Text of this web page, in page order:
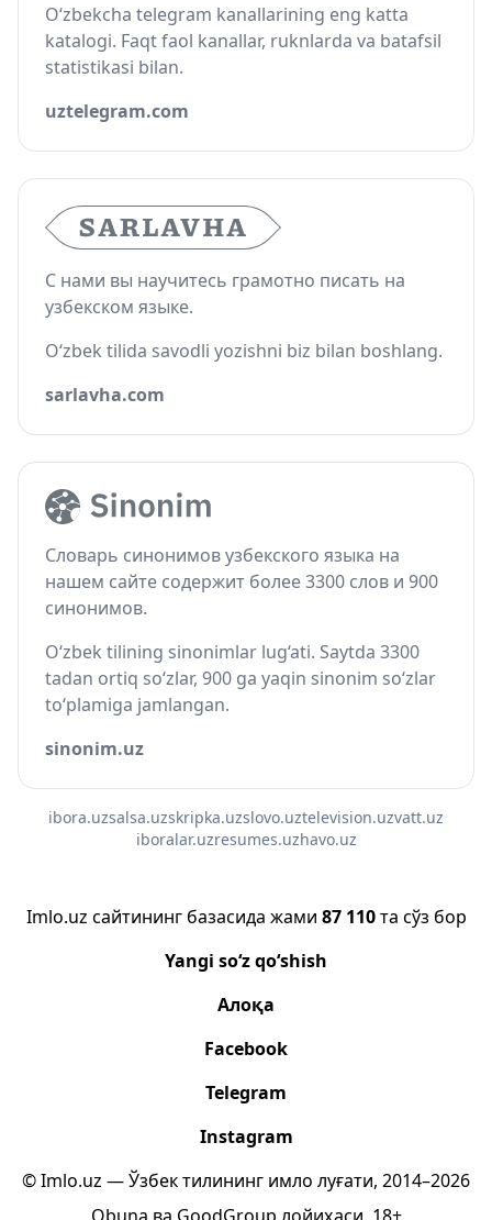
O‘zbekcha telegram kanallarining eng katta
katalogi. Faqt faol kanallar, ruknlarda va batafsil
statistikasi bilan.
uztelegram.com
С нами вы научитесь грамотно писать на
узбекском языке.
O‘zbek tilida savodli yozishni biz bilan boshlang.
sarlavha.com
Словарь синонимов узбекского языка на
нашем сайте содержит более 3300 слов и 900
синонимов.
O‘zbek tilining sinonimlar lug‘ati. Saytda 3300
tadan ortiq so‘zlar, 900 ga yaqin sinonim so‘zlar
to‘plamiga jamlangan.
sinonim.uz
ibora.uzsalsa.uzskripka.uzslovo.uztelevision.uzvatt.uz
iboralar.uzresumes.uzhavo.uz
Imlo.uz сайтининг базасида жами 87 110та сўз бор
Yangi so‘z qo‘shish
Алоқа
Facebook
Telegram
Instagram
© Imlo.uz — Ўзбек тилининг имло луғати, 2014–2026